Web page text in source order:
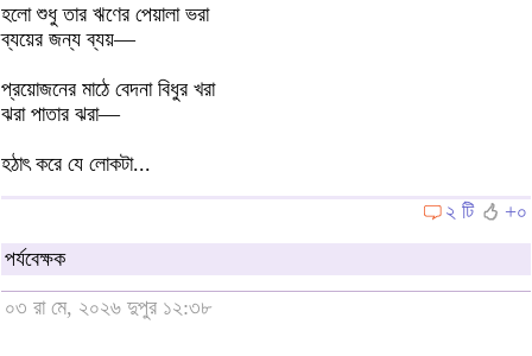
হলো শুধু তার ঋণের পেয়ালা ভরা
ব্যয়ের জন্য ব্যয়—
প্রয়োজনের মাঠে বেদনা বিধুর খরা
ঝরা পাতার ঝরা—
হঠাৎ করে যে লোকটা...
২ টি
+০
পর্যবেক্ষক
০৩ রা মে, ২০২৬ দুপুর ১২:৩৮